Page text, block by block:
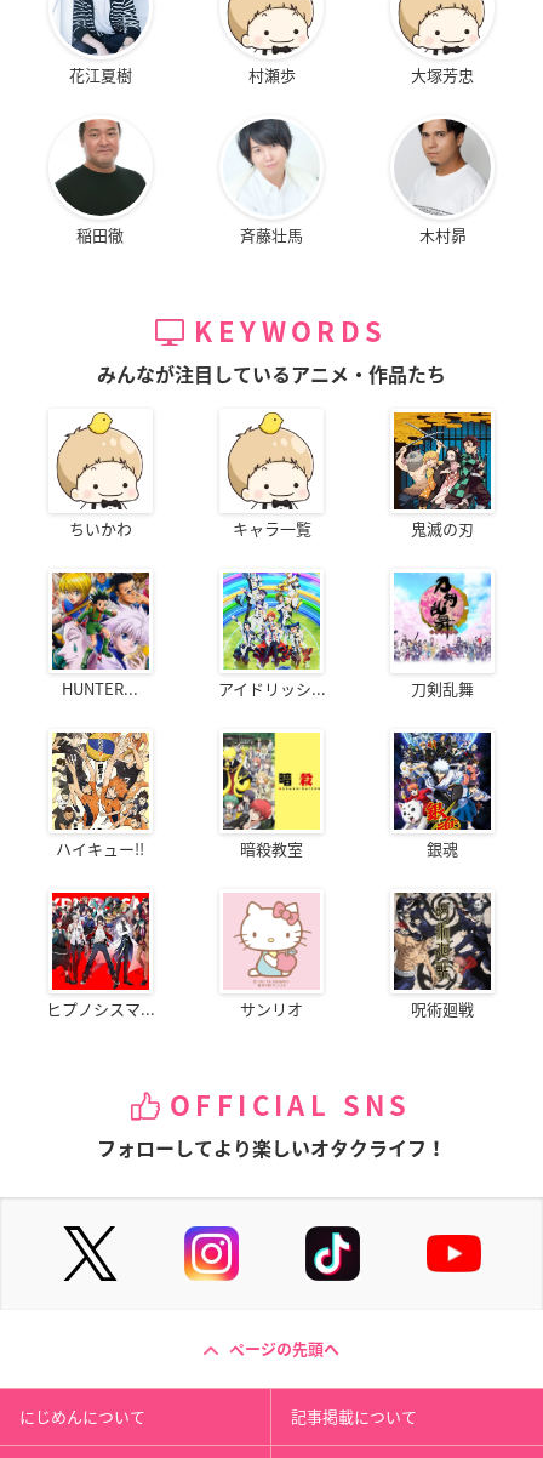
花江夏樹 村瀬歩 大塚芳忠
稲田徹 斉藤壮馬 木村昴
KEYWORDS
みんなが注目しているアニメ・作品たち
ちいかわ キャラ一覧 鬼滅の刃
HUNTER... アイドリッシ... 刀剣乱舞
ハイキュー!! 暗殺教室 銀魂
ヒプノシスマ... サンリオ 呪術廻戦
OFFICIAL SNS
フォローしてより楽しいオタクライフ！
ページの先頭へ
にじめんについて 記事掲載について